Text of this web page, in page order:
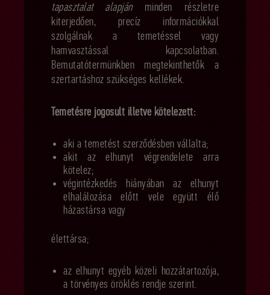
tapasztalat alapján minden részletre
kiterjedően, precíz információkkal
szolgálnak a temetéssel vagy
hamvasztással kapcsolatban.
Bemutatótermünkben megtekinthetők a
szertartáshoz szükséges kellékek.
Temetésre jogosult illetve kötelezett:
aki a temetést szerződésben vállalta;
akit az elhunyt végrendelete arra
kötelez;
végintézkedés hiányában az elhunyt
elhalálozása előtt vele együtt élő
házastársa vagy
élettársa;
az elhunyt egyéb közeli hozzátartozója,
a törvényes öröklés rendje szerint.